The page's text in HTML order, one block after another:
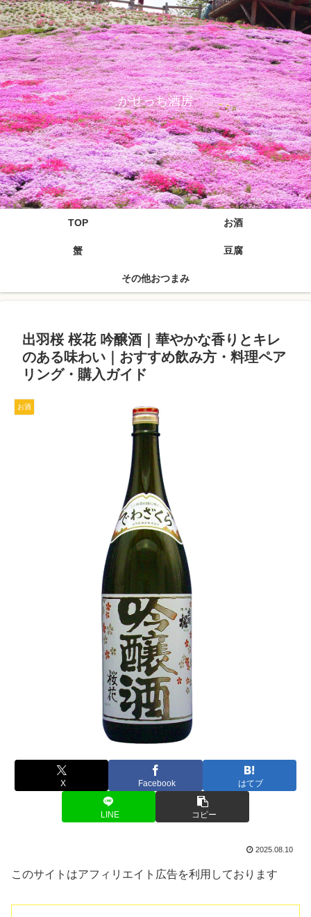
がせっち酒房
TOP お酒
蟹 豆腐
その他おつまみ
出羽桜 桜花 吟醸酒｜華やかな香りとキレ
のある味わい｜おすすめ飲み方・料理ペア
リング・購入ガイド
お酒
X Facebook はてブ
LINE コピー
2025.08.10
このサイトはアフィリエイト広告を利用しております